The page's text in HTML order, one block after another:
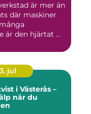
är mer än
där maskiner
är den hjärtat ...
jul
i Västerås –
när du